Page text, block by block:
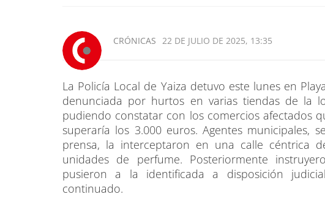
CRÓNICAS 22 DE JULIO DE 2025, 13:35
La Policía Local de Yaiza detuvo este lunes en
denunciada por hurtos en varias tiendas de la
pudiendo constatar con los comercios afectados
superaría los 3.000 euros. Agentes municipales,
prensa, la interceptaron en una calle céntrica
unidades de perfume. Posteriormente
pusieron a la identificada a disposición
continuado.